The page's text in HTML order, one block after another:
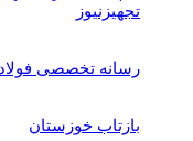
تجهیزنیوز
رسانه تخصصی
بازتاب خوزستان